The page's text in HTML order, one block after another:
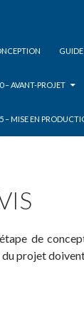
– AVANT-PROJET
– MISE EN
de
projet